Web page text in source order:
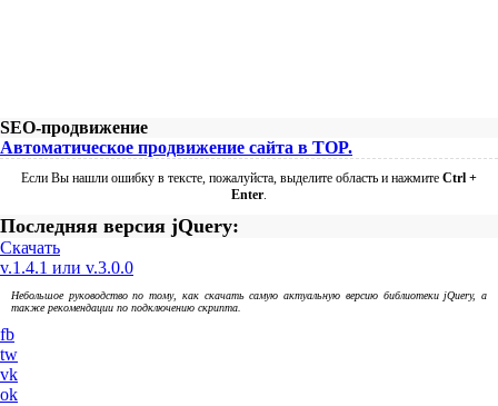
SEO-продвижение
Автоматическое продвижение сайта в TOP.
Если Вы нашли ошибку в тексте, пожалуйста, выделите область и нажмите Ctrl +
Enter.
Последняя версия jQuery:
Скачать
v.1.4.1 или v.3.0.0
Небольшое руководство по тому, как скачать самую актуальную версию библиотеки jQuery, а
также рекомендации по подключению скрипта.
fb
tw
vk
ok